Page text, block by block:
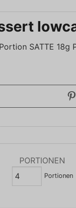
SATTE 18g
PORTIONEN
Portionen